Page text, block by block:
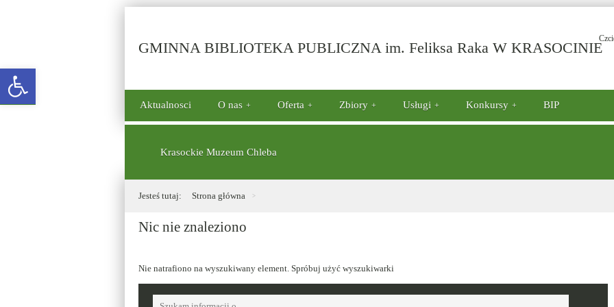
Open toolbar
GMINNA BIBLIOTEKA PUBLICZNA im. Feliksa Raka W KRASOCINIE-
Aktualnosci O nas Oferta Zbiory Usługi Konkursy BIP
Krasockie Muzeum Chleba
Jesteś tutaj: Strona główna
Nic nie znaleziono
Nie natrafiono na wyszukiwany element. Spróbuj użyć wyszukiwarki